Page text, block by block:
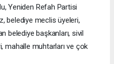
Yeniden Refah Partisi
belediye meclis üyeleri,
belediye başkanları, sivil
mahalle muhtarları ve çok